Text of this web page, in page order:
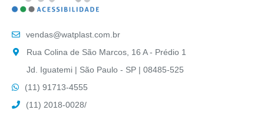
vendas@watplast.com.br
Rua Colina de São Marcos, 16 A - Prédio 1
Jd. Iguatemi | São Paulo - SP | 08485-525
(11) 91713-4555
(11) 2018-0028/